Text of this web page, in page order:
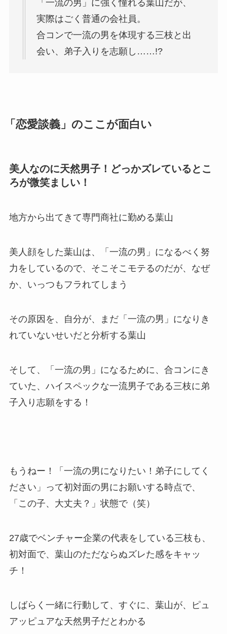
「一流の男」に強く憧れる葉山だが、
実際はごく普通の会社員。
合コンで一流の男を体現する三枝と出
会い、弟子入りを志願し……!?
「恋愛談義」のここが面白い
美人なのに天然男子！どっかズレているとこ
ろが微笑ましい！
地方から出てきて専門商社に勤める葉山
美人顔をした葉山は、「一流の男」になるべく努
力をしているので、そこそこモテるのだが、なぜ
か、いっつもフラれてしまう
その原因を、自分が、まだ「一流の男」になりき
れていないせいだと分析する葉山
そして、「一流の男」になるために、合コンにき
ていた、ハイスペックな一流男子である三枝に弟
子入り志願をする！
もうねー！「一流の男になりたい！弟子にしてく
ださい」って初対面の男にお願いする時点で、
「この子、大丈夫？」状態で（笑）
27歳でベンチャー企業の代表をしている三枝も、
初対面で、葉山のただならぬズレた感をキャッ
チ！
しばらく一緒に行動して、すぐに、葉山が、ピュ
アッピュアな天然男子だとわかる